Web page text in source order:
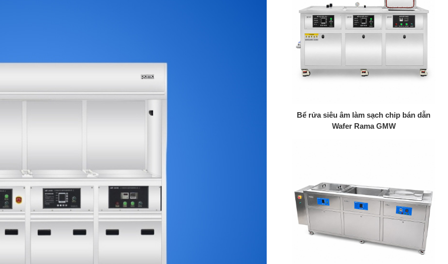
Bể rửa siêu âm làm sạch chip bán dẫn
Wafer Rama GMW